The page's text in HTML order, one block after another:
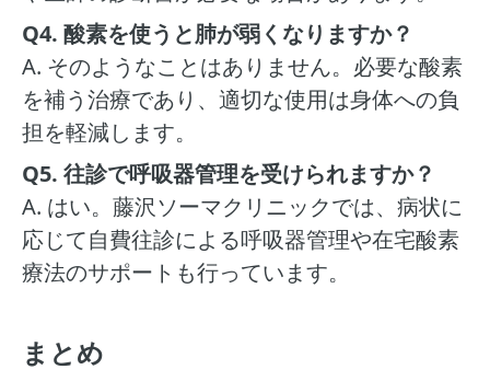
Q4. 酸素を使うと肺が弱くなりますか？
A. そのようなことはありません。必要な酸素
を補う治療であり、適切な使用は身体への負
担を軽減します。
Q5. 往診で呼吸器管理を受けられますか？
A. はい。藤沢ソーマクリニックでは、病状に
応じて自費往診による呼吸器管理や在宅酸素
療法のサポートも行っています。
まとめ